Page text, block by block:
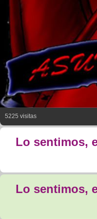
5225 visitas
Lo sentimos,
Lo sentimos,